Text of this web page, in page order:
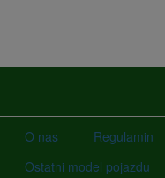
O nas Regulamin
Ostatni model pojazdu